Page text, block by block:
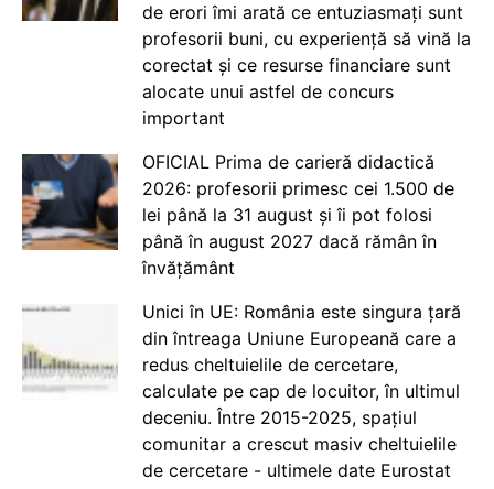
de erori îmi arată ce entuziasmați sunt
profesorii buni, cu experiență să vină la
corectat și ce resurse financiare sunt
alocate unui astfel de concurs
important
OFICIAL Prima de carieră didactică
2026: profesorii primesc cei 1.500 de
lei până la 31 august și îi pot folosi
până în august 2027 dacă rămân în
învățământ
Unici în UE: România este singura țară
din întreaga Uniune Europeană care a
redus cheltuielile de cercetare,
calculate pe cap de locuitor, în ultimul
deceniu. Între 2015-2025, spațiul
comunitar a crescut masiv cheltuielile
de cercetare - ultimele date Eurostat